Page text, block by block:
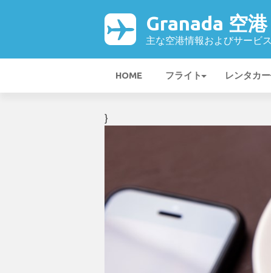
Granada 空港
主な空港情報およびサービス
HOME フライト レンタカー
}